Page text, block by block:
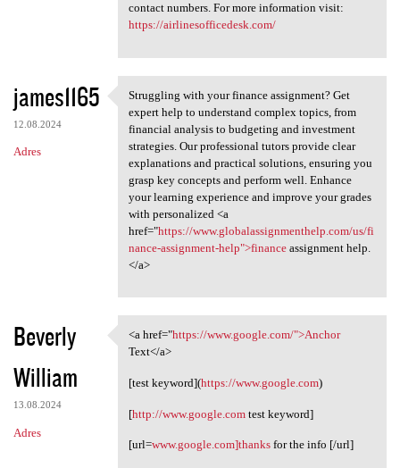
contact numbers. For more information visit:
https://airlinesofficedesk.com/
james1165
12.08.2024
Adres
Struggling with your finance
Struggling with your finance assignment? Get
expert help to understand complex topics, from
financial analysis to budgeting and investment
strategies. Our professional tutors provide clear
explanations and practical solutions, ensuring you
grasp key concepts and perform well. Enhance
your learning experience and improve your grades
with personalized <a
href="https://www.globalassignmenthelp.com/us/fi
nance-assignment-help">financeassignment help.
</a>
Beverly
William
13.08.2024
Adres
<a href="https://www.google
<a href="https://www.google.com/">Anchor
Text</a>
[test keyword](https://www.google.com)
[http://www.google.comtest keyword]
[url=www.google.com]thanksfor the info [/url]